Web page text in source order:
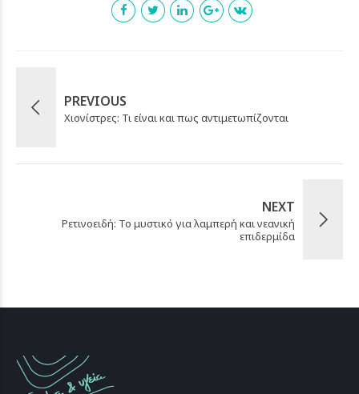
PREVIOUS
Χιονίστρες: Τι είναι και πως αντιμετωπίζονται
NEXT
Ρετινοειδή: Το μυστικό για λαμπερή και νεανική
επιδερμίδα